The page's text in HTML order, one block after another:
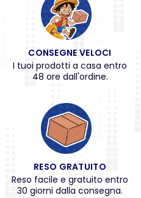
CONSEGNE VELOCI
I tuoi prodotti a casa entro
48 ore dall'ordine.
RESO GRATUITO
Reso facile e gratuito entro
30 giorni dalla consegna.